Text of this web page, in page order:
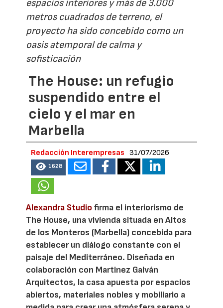
espacios interiores y más de 3.000
metros cuadrados de terreno, el
proyecto ha sido concebido como un
oasis atemporal de calma y
sofisticación
The House: un refugio
suspendido entre el
cielo y el mar en
Marbella
Redacción Interempresas 31/07/2026
1628
Alexandra Studio firma el interiorismo de
The House, una vivienda situada en Altos
de los Monteros (Marbella) concebida para
establecer un diálogo constante con el
paisaje del Mediterráneo. Diseñada en
colaboración con Martinez Galván
Arquitectos, la casa apuesta por espacios
abiertos, materiales nobles y mobiliario a